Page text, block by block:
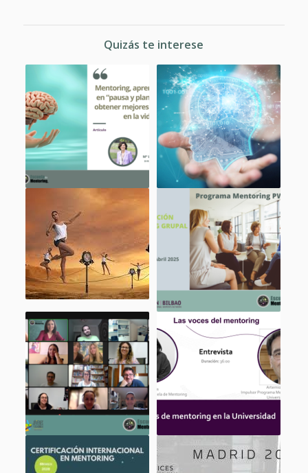
Quizás te interese